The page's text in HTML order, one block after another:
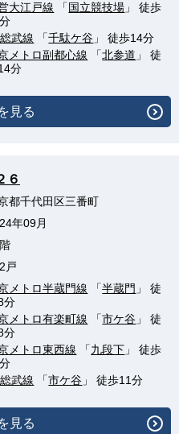
大江戸線 「国立競技場 」 徒歩
武線 「千駄ケ谷 」 徒歩14分
メトロ副都心線 「北参道 」 徒
分
見る
６
都千代田区三番町
年09月
戸
メトロ半蔵門線 「半蔵門 」 徒
分
メトロ有楽町線 「市ケ谷 」 徒
分
メトロ東西線 「九段下 」 徒歩
武線 「市ケ谷 」 徒歩11分
見る